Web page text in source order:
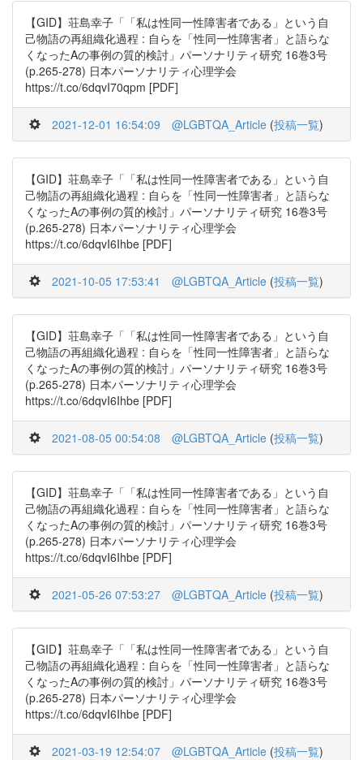
【GID】荘島幸子「「私は性同一性障害者である」という自
己物語の再組織化過程 : 自らを「性同一性障害者」と語らな
くなったAの事例の質的検討」パーソナリティ研究 16巻3号
(p.265-278) 日本パーソナリティ心理学会
https://t.co/6dqvI70qpm [PDF]
2021-12-01 16:54:09 @LGBTQA_Article (投稿一覧)
【GID】荘島幸子「「私は性同一性障害者である」という自
己物語の再組織化過程 : 自らを「性同一性障害者」と語らな
くなったAの事例の質的検討」パーソナリティ研究 16巻3号
(p.265-278) 日本パーソナリティ心理学会
https://t.co/6dqvI6Ihbe [PDF]
2021-10-05 17:53:41 @LGBTQA_Article (投稿一覧)
【GID】荘島幸子「「私は性同一性障害者である」という自
己物語の再組織化過程 : 自らを「性同一性障害者」と語らな
くなったAの事例の質的検討」パーソナリティ研究 16巻3号
(p.265-278) 日本パーソナリティ心理学会
https://t.co/6dqvI6Ihbe [PDF]
2021-08-05 00:54:08 @LGBTQA_Article (投稿一覧)
【GID】荘島幸子「「私は性同一性障害者である」という自
己物語の再組織化過程 : 自らを「性同一性障害者」と語らな
くなったAの事例の質的検討」パーソナリティ研究 16巻3号
(p.265-278) 日本パーソナリティ心理学会
https://t.co/6dqvI6Ihbe [PDF]
2021-05-26 07:53:27 @LGBTQA_Article (投稿一覧)
【GID】荘島幸子「「私は性同一性障害者である」という自
己物語の再組織化過程 : 自らを「性同一性障害者」と語らな
くなったAの事例の質的検討」パーソナリティ研究 16巻3号
(p.265-278) 日本パーソナリティ心理学会
https://t.co/6dqvI6Ihbe [PDF]
2021-03-19 12:54:07 @LGBTQA_Article (投稿一覧)